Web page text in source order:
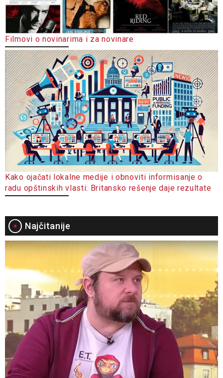
Filmovi o novinarima i za novinare
Kako ojačati lokalne medije i obnoviti informisanje o
radu opštinskih vlasti: Britansko rešenje daje rezultate
Najčitanije